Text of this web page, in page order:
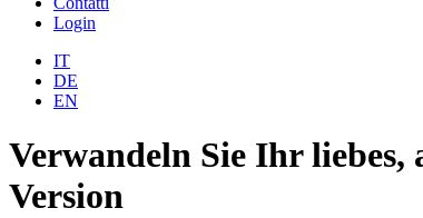
Login
IT
DE
EN
Verwandeln Sie Ihr
Version